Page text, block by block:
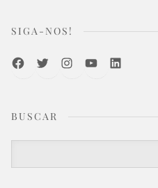
SIGA-NOS!
FacebookTwitterInstagramYoutubeLinkedIn
BUSCAR